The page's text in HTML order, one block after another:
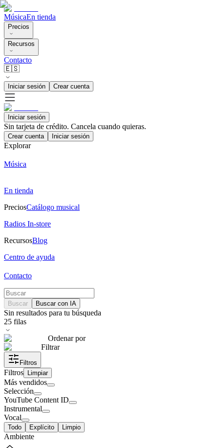
MúsicaEn tienda
Precios
Recursos
Contacto
🇪🇸
Iniciar sesión Crear cuenta
Iniciar sesión
Sin tarjeta de crédito. Cancela cuando quieras.
Crear cuenta Iniciar sesión
Explorar
Música
En tienda
PreciosCatálogo musical
Radios In-store
RecursosBlog
Centro de ayuda
Contacto
Buscar Buscar con IA
Sin resultados para tu búsqueda
25 filas
Ordenar por
Filtrar
Filtros
Filtros Limpiar
Más vendidos
Selección
YouTube Content ID
Instrumental
Vocal
Todo Explícito Limpio
Ambiente